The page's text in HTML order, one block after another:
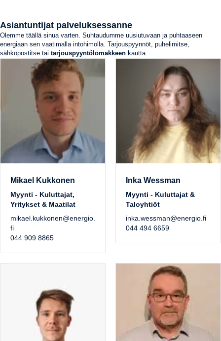
Asiantuntijat palveluksessanne
Olemme täällä sinua varten. Suhtaudumme uusiutuvaan ja puhtaaseen
energiaan sen vaatimalla intohimolla. Tarjouspyynnöt, puhelimitse,
sähköpostitse tai tarjouspyyntölomakkeen kautta.
Mikael Kukkonen
Myynti - Kuluttajat,
Yritykset & Maatilat
mikael.kukkonen@energio.
fi
044 909 8865
Inka Wessman
Myynti - Kuluttajat &
Taloyhtiöt
inka.wessman@energio.fi
044 494 6659